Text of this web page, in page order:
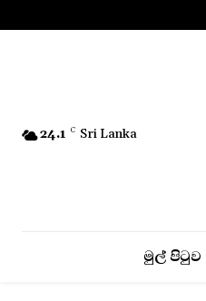
24.1 C Sri Lanka
මුල් පිටුව